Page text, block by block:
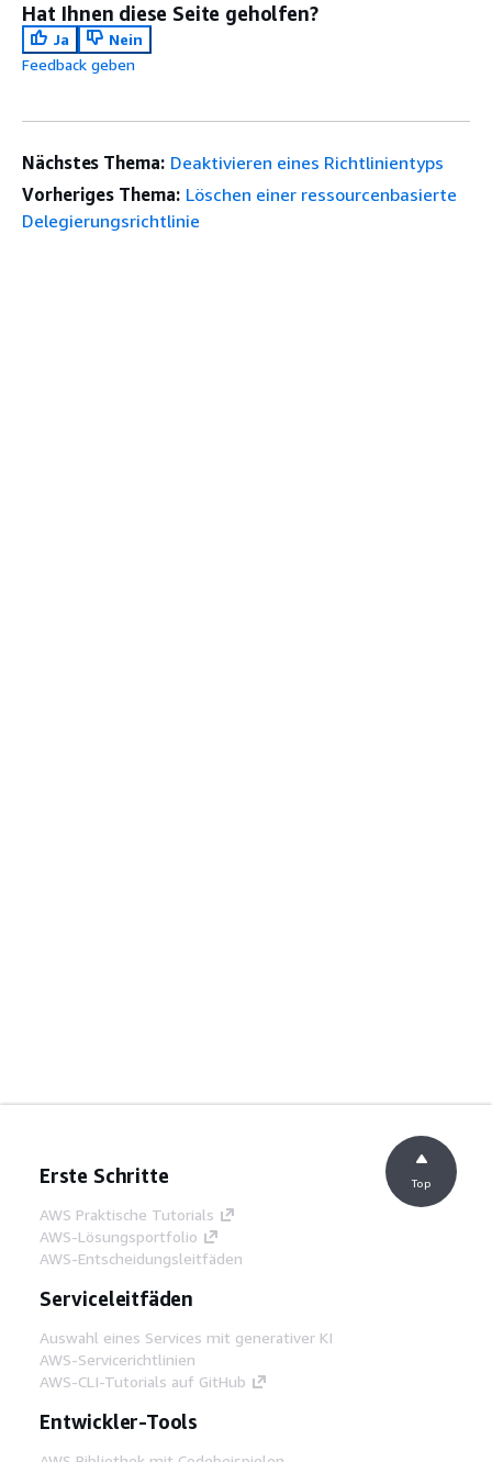
Hat Ihnen diese Seite geholfen?
Ja
Nein
Feedback geben
Nächstes Thema: Deaktivieren eines Richtlinientyps
Vorheriges Thema: Löschen einer ressourcenbasierte
Delegierungsrichtlinie
Erste Schritte
AWS Praktische Tutorials
AWS-Lösungsportfolio
AWS-Entscheidungsleitfäden
Serviceleitfäden
Auswahl eines Services mit generativer KI
AWS-Servicerichtlinien
AWS-CLI-Tutorials auf GitHub
Entwickler-Tools
Top